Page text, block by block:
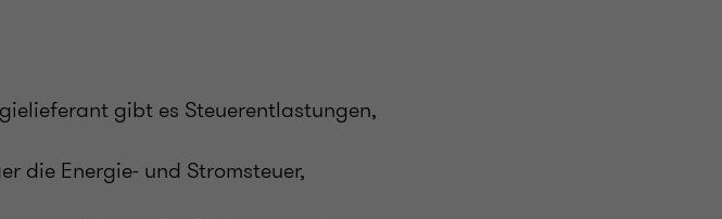
gibt es Steuerentlastungen,
die Energie- und Stromsteuer,